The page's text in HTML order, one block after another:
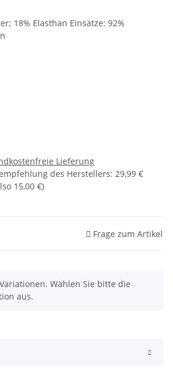
18% Elasthan Einsätze: 92%
Lieferung
des Herstellers: 29,99 €
15,00 €)
Frage zum Artikel
Wählen Sie bitte die
aus.